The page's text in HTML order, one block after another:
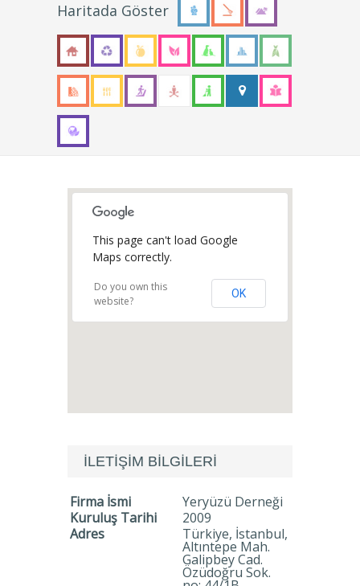
Haritada Göster
This page can't load Google
Maps correctly.
Do you own this
website?
OK
İLETİŞİM BİLGİLERİ
Firma İsmi
Yeryüzü Derneği
Kuruluş Tarihi
2009
Adres
Türkiye, İstanbul,
Altıntepe Mah.
Galipbey Cad.
Özüdoğru Sok.